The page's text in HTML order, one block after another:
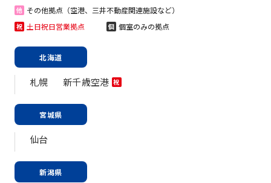
他 その他拠点（空港、三井不動産関連施設など）
祝 土日祝日営業拠点 個 個室のみの拠点
北海道
札幌 新千歳空港 祝
宮城県
仙台
新潟県